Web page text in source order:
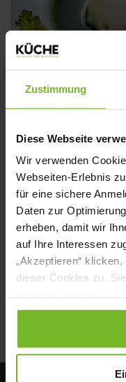
Zustimmung
Diese Webseite
Wir verwenden
Webseiten-Erlebnis
für eine sichere
Daten zur
erheben, damit wir
auf Ihre Interessen
„Akzeptieren“
dieser Cookies zu.